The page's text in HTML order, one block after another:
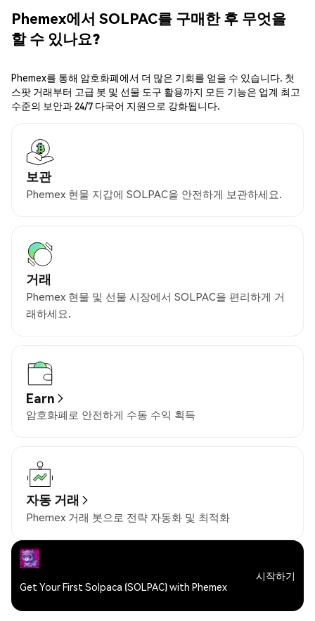
Phemex에서 SOLPAC를 구매한 후 무엇을
할 수 있나요?
Phemex를 통해 암호화폐에서 더 많은 기회를 얻을 수 있습니다. 첫
스팟 거래부터 고급 봇 및 선물 도구 활용까지 모든 기능은 업계 최고
수준의 보안과 24/7 다국어 지원으로 강화됩니다.
보관
Phemex 현물 지갑에 SOLPAC을 안전하게 보관하세요.
거래
Phemex 현물 및 선물 시장에서 SOLPAC을 편리하게 거
래하세요.
Earn
암호화폐로 안전하게 수동 수익 획득
자동 거래
Phemex 거래 봇으로 전략 자동화 및 최적화
Get Your First Solpaca (SOLPAC) with Phemex
시작하기